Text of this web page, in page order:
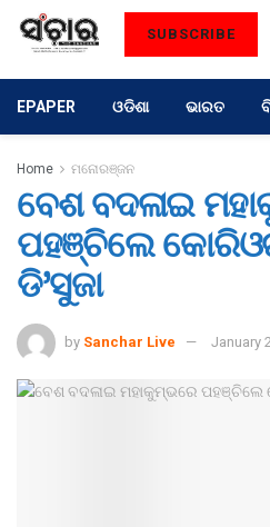
SUBSCRIBE
EPAPER ଓଡିଶା ଭାରତ
Home ମନୋରଞ୍ଜନ
ବେଶ ବଦଳାଇ
ପହଞ୍ଚିଲେ
ଡି’ସୁଜା
by Sanchar Live January